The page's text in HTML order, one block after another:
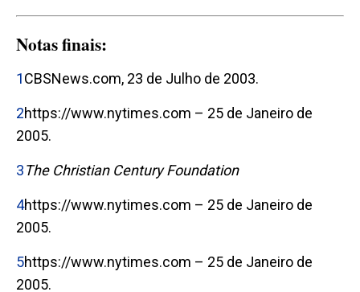
Notas finais:
1CBSNews.com, 23 de Julho de 2003.
2https://www.nytimes.com – 25 de Janeiro de
2005.
3The Christian Century Foundation
4https://www.nytimes.com – 25 de Janeiro de
2005.
5https://www.nytimes.com – 25 de Janeiro de
2005.